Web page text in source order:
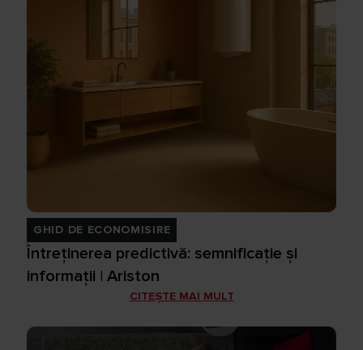
GHID DE ECONOMISIRE
Întreținerea predictivă: semnificație și
informații | Ariston
CITEȘTE MAI MULT